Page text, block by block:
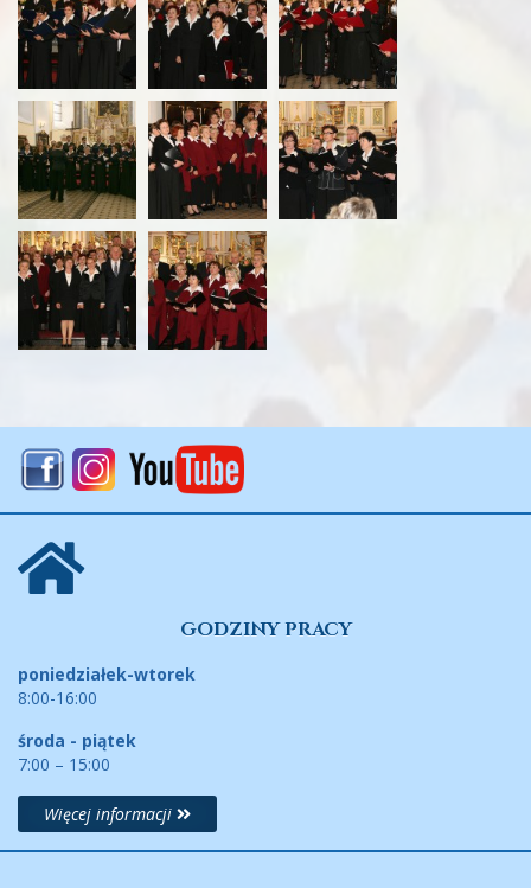
GODZINY PRACY
poniedziałek-wtorek
8:00-16:00
środa - piątek
7:00 – 15:00
Więcej informacji